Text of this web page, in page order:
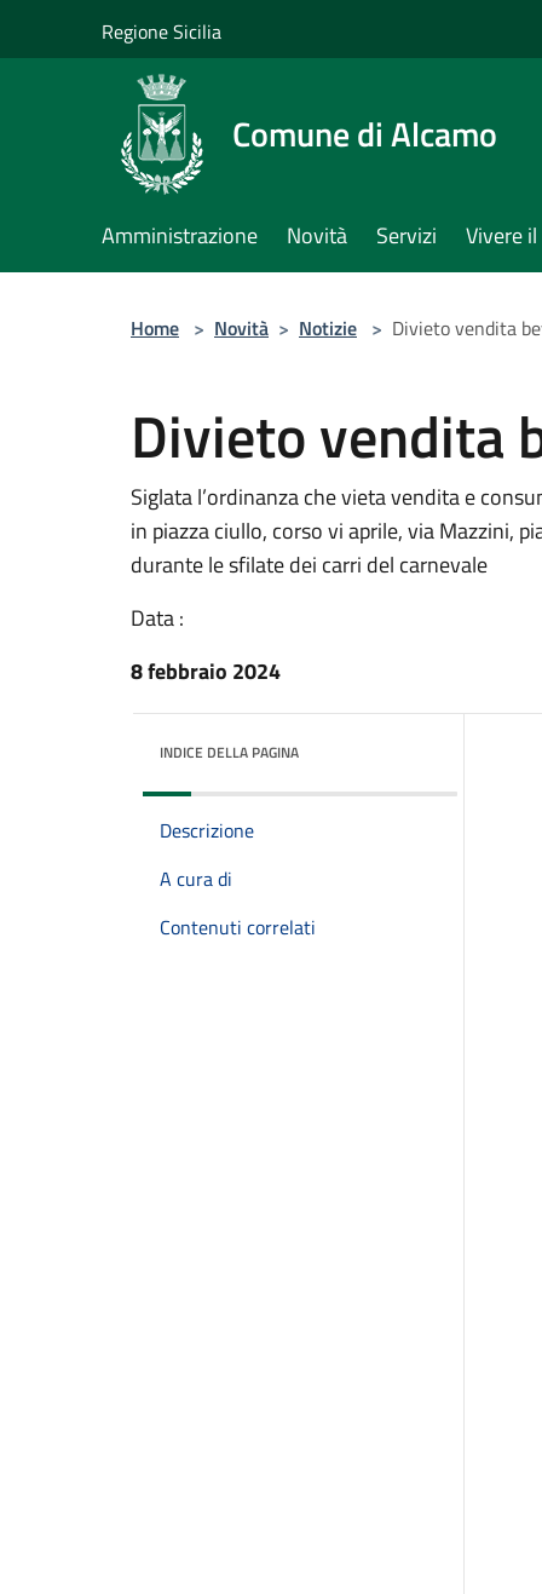
Regione Sicilia
Comune di Alcamo
Amministrazione Novità Servizi Vivere
Home > Novità > Notizie > Divieto vendita
Divieto vendita
Siglata l’ordinanza che vieta vendita e
in piazza ciullo, corso vi aprile, via Mazzini,
durante le sfilate dei carri del carnevale
Data :
8 febbraio 2024
INDICE DELLA PAGINA
Descrizione
A cura di
Contenuti correlati